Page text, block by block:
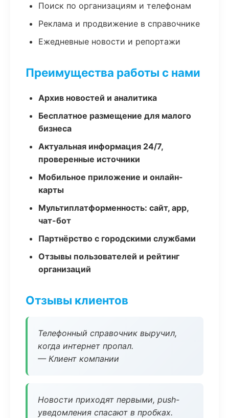
Поиск по организациям и телефонам
Реклама и продвижение в справочнике
Ежедневные новости и репортажи
Преимущества работы с нами
Архив новостей и аналитика
Бесплатное размещение для малого
бизнеса
Актуальная информация 24/7,
проверенные источники
Мобильное приложение и онлайн-
карты
Мультиплатформенность: сайт, app,
чат-бот
Партнёрство с городскими службами
Отзывы пользователей и рейтинг
организаций
Отзывы клиентов
Телефонный справочник выручил,
когда интернет пропал.
— Клиент компании
Новости приходят первыми, push-
уведомления спасают в пробках.